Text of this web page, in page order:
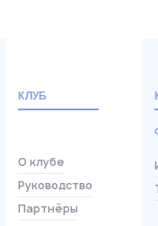
КЛУБ
О клубе
Руководство
Партнёры